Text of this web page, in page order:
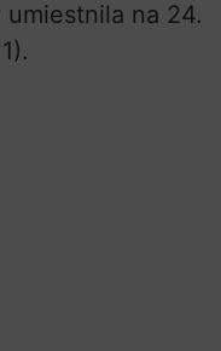
na 24.